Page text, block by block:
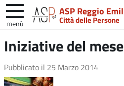
ASP Reggio
Città delle Persone
menù
nel
sito
Iniziative del
Pubblicato il 25 Marzo 2014